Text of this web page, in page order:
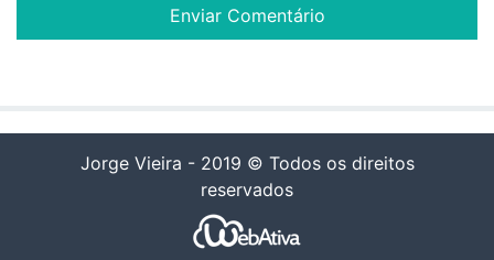
Jorge Vieira - 2019 © Todos os direitos
reservados